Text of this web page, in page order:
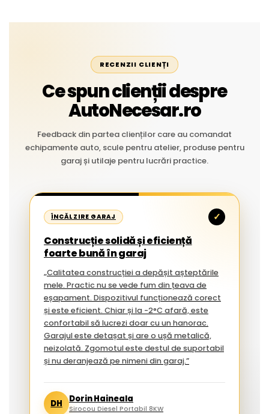
RECENZII CLIENȚI
Ce spun clienții despre
AutoNecesar.ro
Feedback din partea clienților care au comandat
echipamente auto, scule pentru atelier, produse pentru
garaj și utilaje pentru lucrări practice.
ÎNCĂLZIRE GARAJ ✓
Construcție solidă și eficiență
foarte bună în garaj
„Calitatea construcției a depășit așteptările
mele. Practic nu se vede fum din țeava de
eșapament. Dispozitivul funcționează corect
și este eficient. Chiar și la -2°C afară, este
confortabil să lucrezi doar cu un hanorac.
Garajul este detașat și are o ușă metalică,
neizolată. Zgomotul este destul de suportabil
și nu deranjează pe nimeni din garaj.”
DH Dorin Haineala
Sirocou Diesel Portabil 8KW